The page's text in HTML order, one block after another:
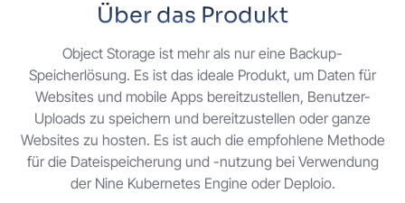
Über das Produkt
Object Storage ist mehr als nur eine Backup-
Speicherlösung. Es ist das ideale Produkt, um Daten für
Websites und mobile Apps bereitzustellen, Benutzer-
Uploads zu speichern und bereitzustellen oder ganze
Websites zu hosten. Es ist auch die empfohlene Methode
für die Dateispeicherung und -nutzung bei Verwendung
der Nine Kubernetes Engine oder Deploio.